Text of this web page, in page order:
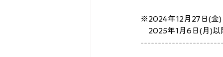
※2024年12月27日(金)
2025年1月6日(月)以